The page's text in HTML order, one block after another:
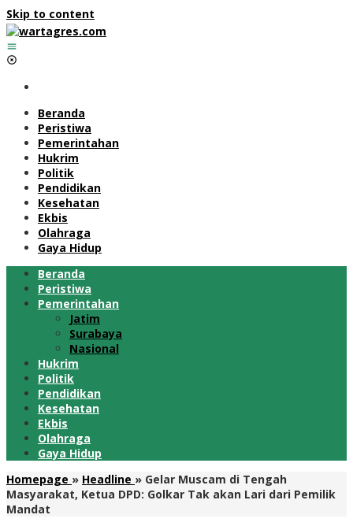
Skip to content
Beranda
Peristiwa
Pemerintahan
Hukrim
Politik
Pendidikan
Kesehatan
Ekbis
Olahraga
Gaya Hidup
Beranda
Peristiwa
Pemerintahan
Jatim
Surabaya
Nasional
Hukrim
Politik
Pendidikan
Kesehatan
Ekbis
Olahraga
Gaya Hidup
Homepage » Headline » Gelar Muscam di Tengah
Masyarakat, Ketua DPD: Golkar Tak akan Lari dari Pemilik
Mandat